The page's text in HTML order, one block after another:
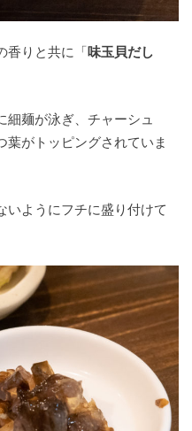
香りと共に「 味玉貝だし
細麺が泳ぎ、チャーシュ
葉がトッピングされていま
いようにフチに盛り付けて